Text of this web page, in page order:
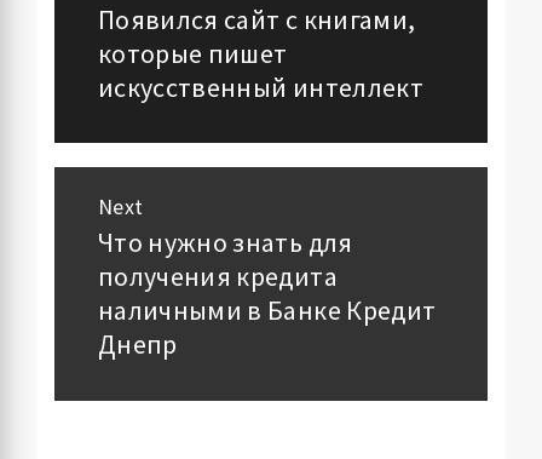
записям
Previous
post:
Появился сайт с книгами,
которые пишет
искусственный интеллект
Next
Next
post:
Что нужно знать для
получения кредита
наличными в Банке Кредит
Днепр